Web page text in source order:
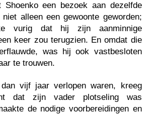
Shoenko een bezoek aan dezelfde
alleen een gewoonte geworden;
vurig dat hij zijn aanminnige
keer zou terugzien. En omdat die
was hij ook vastbesloten
te trouwen.
vijf jaar verlopen waren, kreeg
dat zijn vader plotseling was
de nodige voorbereidingen en